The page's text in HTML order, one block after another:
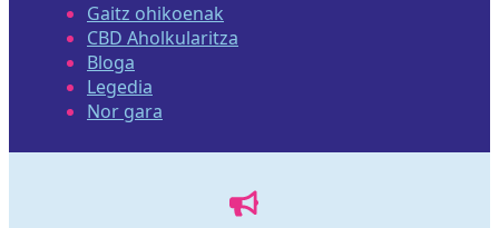
Gaitz ohikoenak
CBD Aholkularitza
Bloga
Legedia
Nor gara